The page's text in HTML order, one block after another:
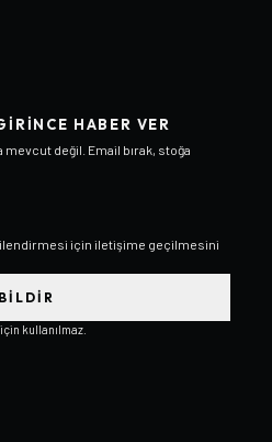
HABER VER
mevcut değil. Email bırak, stoğa
için iletişime geçilmesini
BILDIR
kullanılmaz.